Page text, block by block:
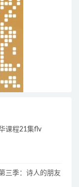
课程21集flv
三季：诗人的朋友